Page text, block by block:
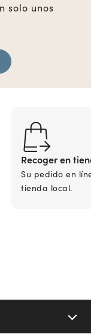
solo unos
Recoger en
Su pedido en
tienda local.